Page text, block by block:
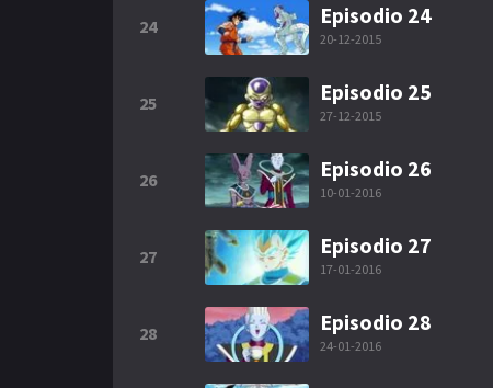
24 Episodio 24
20-12-2015
25 Episodio 25
27-12-2015
26 Episodio 26
10-01-2016
27 Episodio 27
17-01-2016
28 Episodio 28
24-01-2016